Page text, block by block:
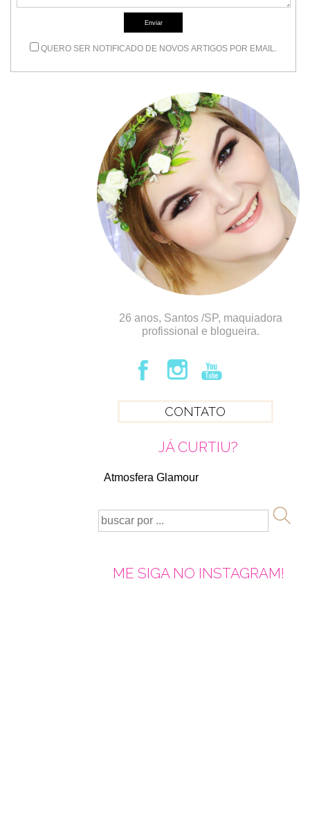
content/themes/
QUERO SER NOTIFICADO DE NOVOS ARTIGOS POR EMAIL.
26 anos, Santos /SP, maquiadora
profissional e blogueira.
CONTATO
JÁ CURTIU?
Atmosfera Glamour
ME SIGA NO INSTAGRAM!